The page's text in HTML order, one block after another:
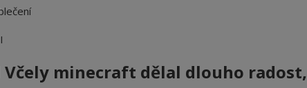
minecraft dělal dlouho radost,